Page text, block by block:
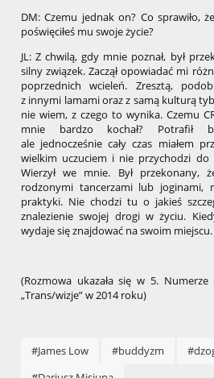
DM: Czemu jednak on? Co sprawiło,
poświęciłeś mu swoje życie?
JL: Z chwilą, gdy mnie poznał, był
silny związek. Zaczął opowiadać mi
poprzednich wcieleń. Zresztą,
z innymi lamami oraz z samą kulturą
nie wiem, z czego to wynika. Czemu
mnie bardzo kochał? Potrafił
ale jednocześnie cały czas miałem
wielkim uczuciem i nie przychodzi do
Wierzył we mnie. Był
rodzonymi tancerzami lub joginami,
praktyki. Nie chodzi tu o jakieś
znalezienie swojej drogi w życiu.
wydaje się znajdować na swoim
(Rozmowa ukazała się w 5.
„Trans/wizje” w 2014 roku)
#James Low #buddyzm